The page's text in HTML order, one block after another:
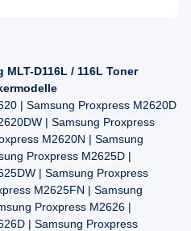
D116L / 116L Toner
| Samsung Proxpress M2620D
| Samsung Proxpress
M2620N | Samsung
Proxpress M2625D |
| Samsung Proxpress
M2625FN | Samsung
Proxpress M2626 |
| Samsung Proxpress